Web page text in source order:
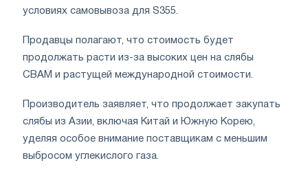
условиях самовывоза для S355.
Продавцы полагают, что стоимость будет
продолжать расти из-за высоких цен на слябы
CBAM и растущей международной стоимости.
Производитель заявляет, что продолжает закупать
слябы из Азии, включая Китай и Южную Корею,
уделяя особое внимание поставщикам с меньшим
выбросом углекислого газа.